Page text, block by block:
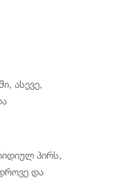
ასევე,
პირს,
და